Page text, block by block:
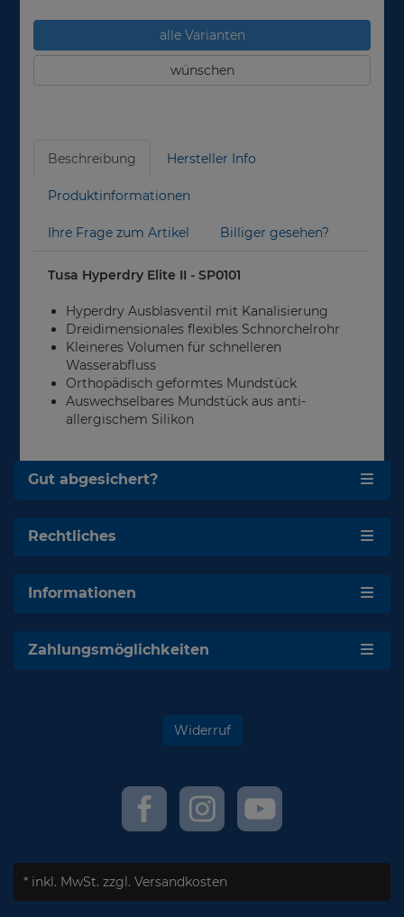
alle Varianten
wünschen
Beschreibung Hersteller Info
Produktinformationen
Ihre Frage zum Artikel Billiger gesehen?
Tusa Hyperdry Elite II - SP0101
Hyperdry Ausblasventil mit Kanalisierung
Dreidimensionales flexibles Schnorchelrohr
Kleineres Volumen für schnelleren
Wasserabfluss
Orthopädisch geformtes Mundstück
Auswechselbares Mundstück aus anti-
allergischem Silikon
Gut abgesichert?
Rechtliches
Informationen
Zahlungsmöglichkeiten
Widerruf
* inkl. MwSt. zzgl. Versandkosten